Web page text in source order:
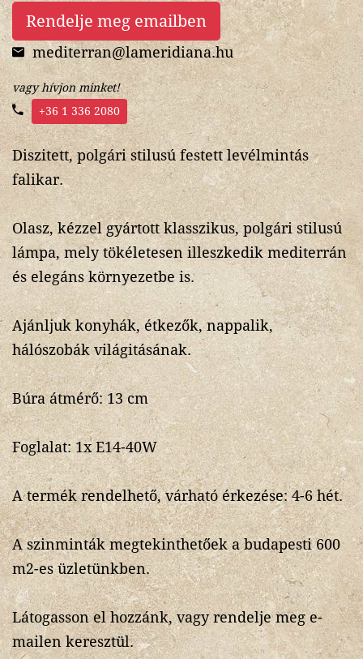
Rendelje meg emailben
mediterran@lameridiana.hu
vagy hívjon minket!
+36 1 336 2080
Diszitett, polgári stilusú festett levélmintás
falikar.
Olasz, kézzel gyártott klasszikus, polgári stilusú
lámpa, mely tökéletesen illeszkedik mediterrán
és elegáns környezetbe is.
Ajánljuk konyhák, étkezők, nappalik,
hálószobák világitásának.
Búra átmérő: 13 cm
Foglalat: 1x E14-40W
A termék rendelhető, várható érkezése: 4-6 hét.
A szinminták megtekinthetőek a budapesti 600
m2-es üzletünkben.
Látogasson el hozzánk, vagy rendelje meg e-
mailen keresztül.